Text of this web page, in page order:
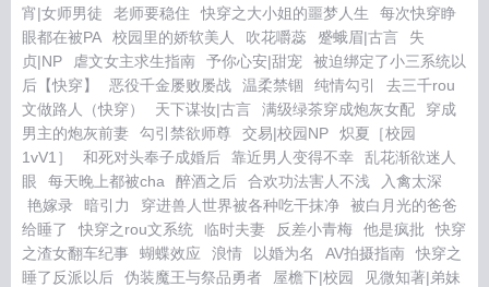
宵|女师男徒
老师要稳住 快穿之大小姐的噩梦人生
每次快穿睁
眼都在被PA
校园里的娇软美人 吹花嚼蕊 蹙蛾眉|古言
失
贞|NP
虐文女主求生指南 予你心安|甜宠
被迫绑定了小三系统以
后【快穿】
恶役千金屡败屡战 温柔禁锢 纯情勾引
去三千rou
文做路人（快穿）
天下谋妆|古言 满级绿茶穿成炮灰女配
穿成
男主的炮灰前妻
勾引禁欲师尊 交易|校园NP
炽夏［校园
1vV1］
和死对头奉子成婚后 靠近男人变得不幸
乱花渐欲迷人
眼
每天晚上都被cha 醉酒之后 合欢功法害人不浅
入禽太深
艳嫁录
暗引力 穿进兽人世界被各种吃干抹净
被白月光的爸爸
给睡了
快穿之rou文系统 临时夫妻 反差小青梅 他是疯批
快穿
之渣女翻车纪事
蝴蝶效应 浪情 以婚为名 AV拍摄指南
快穿之
睡了反派以后
伪装魔王与祭品勇者 屋檐下|校园
见微知著|弟妹